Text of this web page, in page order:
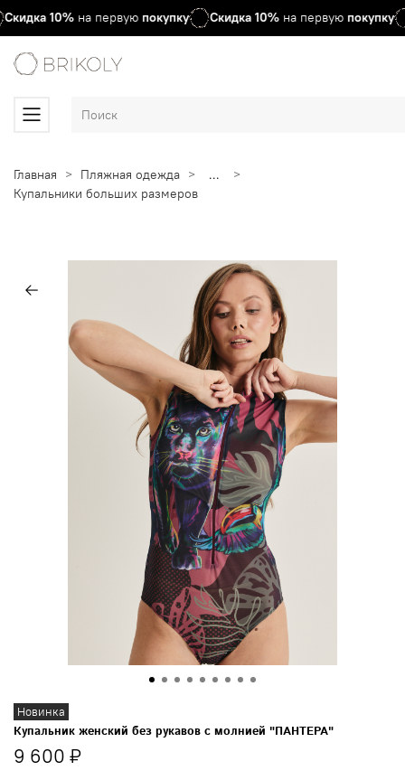
Скидка10%на первуюпокупку Скидка 10%на первую покупку
Главная Пляжная одежда
...
Купальники больших размеров
Новинка
Купальник женский без рукавов с молнией "ПАНТЕРА"
9 600 ₽